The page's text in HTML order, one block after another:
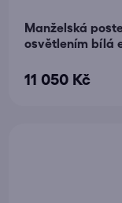
Manželská
osvětlením bílá
11 050 Kč